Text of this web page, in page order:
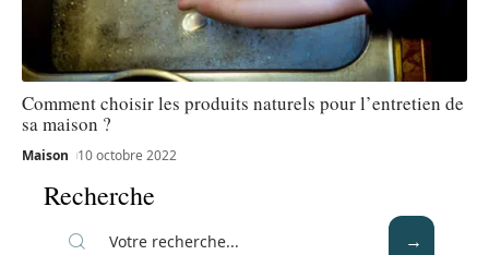
Comment choisir les produits naturels pour l’entretien de
sa maison ?
Maison 10 octobre 2022
Recherche